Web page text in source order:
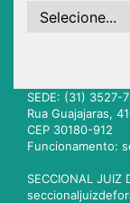
SEDE: (31) 3527-
Rua Guajajaras,
CEP 30180-912
Funcionamento:
SECCIONAL JUIZ